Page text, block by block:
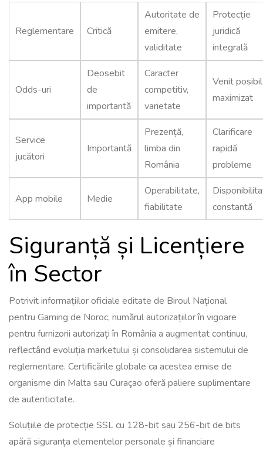
Reglementare Critică
Autoritate de
emitere,
validitate
Protecție
juridică
integrală
Odds-uri
Deosebit
de
importantă
Caracter
competitiv,
varietate
Venit posibil
maximizat
Service
jucători
Importantă
Prezență,
limba din
România
Clarificare
rapidă
probleme
App mobile Medie
Operabilitate,
fiabilitate
constantă
Siguranță și Licențiere
în Sector
Potrivit informațiilor oficiale editate de Biroul Național
pentru Gaming de Noroc, numărul autorizațiilor în vigoare
pentru furnizorii autorizați în România a augmentat continuu,
reflectând evoluția marketului și consolidarea sistemului de
reglementare. Certificările globale ca acestea emise de
organisme din Malta sau Curaçao oferă paliere suplimentare
de autenticitate.
Soluțiile de protecție SSL cu 128-bit sau 256-bit de bits
apără siguranța elementelor personale și financiare